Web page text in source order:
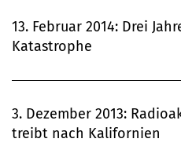
13. Februar 2014: Drei
Katastrophe
3. Dezember 2013:
treibt nach Kalifornien